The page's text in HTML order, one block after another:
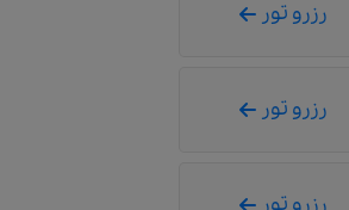
رزرو تور
رزرو تور